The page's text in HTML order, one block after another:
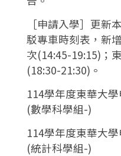
［申請入學］更新
駁專車時刻表，新
次(14:45-19:15)；
(18:30-21:30)。
114學年度東華大
(數學科學組-)
114學年度東華大
(統計科學組-)